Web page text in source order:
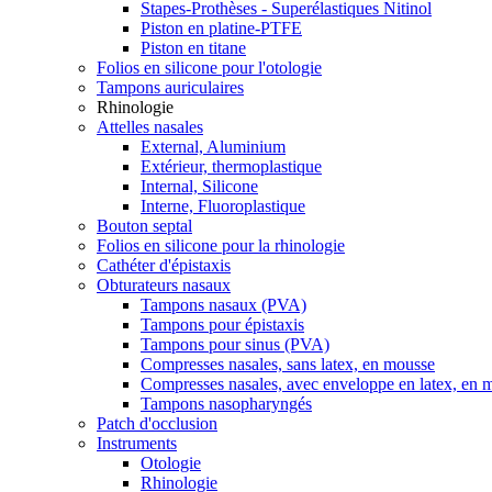
Stapes-Prothèses - Superélastiques Nitinol
Piston en platine-PTFE
Piston en titane
Folios en silicone pour l'otologie
Tampons auriculaires
Rhinologie
Attelles nasales
External, Aluminium
Extérieur, thermoplastique
Internal, Silicone
Interne, Fluoroplastique
Bouton septal
Folios en silicone pour la rhinologie
Cathéter d'épistaxis
Obturateurs nasaux
Tampons nasaux (PVA)
Tampons pour épistaxis
Tampons pour sinus (PVA)
Compresses nasales, sans latex, en mousse
Compresses nasales, avec enveloppe en latex, en
Tampons nasopharyngés
Patch d'occlusion
Instruments
Otologie
Rhinologie